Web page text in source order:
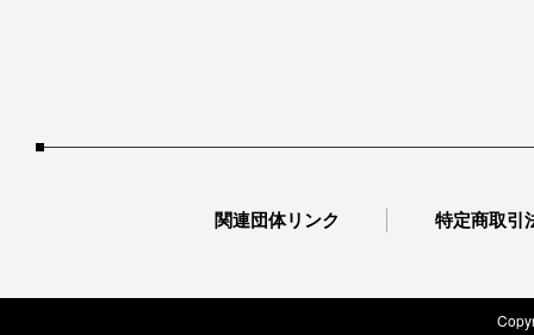
関連団体リンク 特定商取引